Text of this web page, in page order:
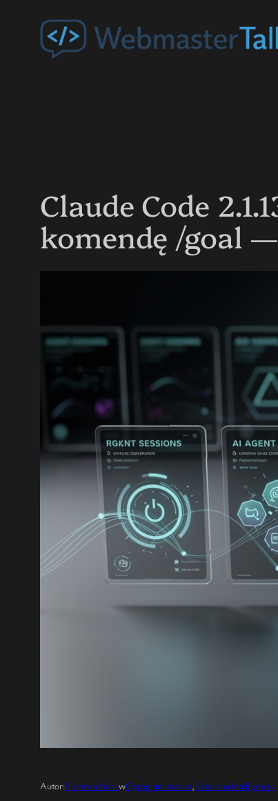
Przejdź
Claude Code
komendę /goal
Autor:FrontendfreakwOprogramowanie, Sztuczna Inteligencja